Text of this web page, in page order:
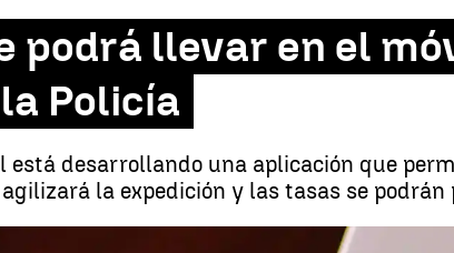
¿Qué estás buscando?
Buscar
podrá llevar en el
Policía
está desarrollando una aplicación que
la expedición y las tasas se